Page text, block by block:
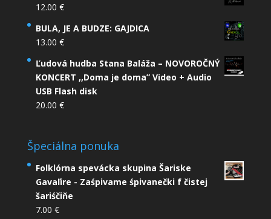
12.00 €
BULA, JE A BUDZE: GAJDICA
13.00 €
Ľudová hudba Stana Baláža – NOVOROČNÝ
KONCERT ,,Doma je doma” Video + Audio
USB Flash disk
20.00 €
Špeciálna ponuka
Folklórna spevácka skupina Šariske
Gavaľire - Zaśpivame śpivanečki f čistej
šariśčiňe
7.00 €